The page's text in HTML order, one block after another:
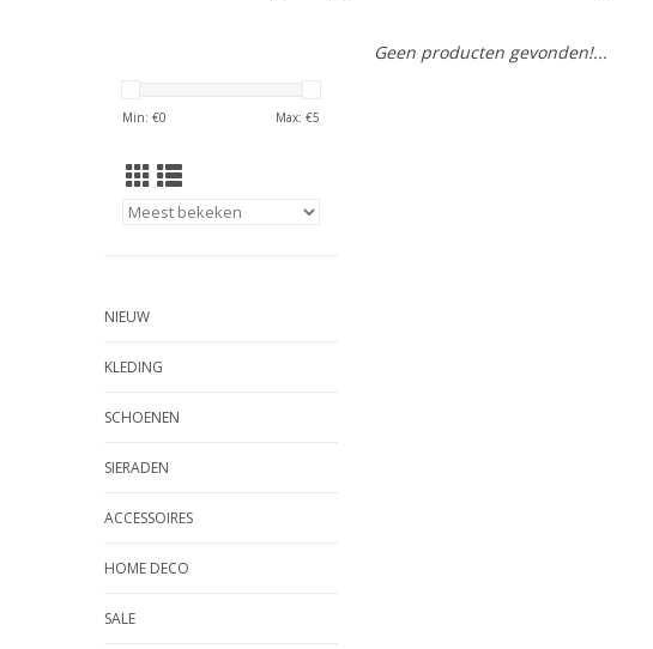
Min: €0 Max: €5
NIEUW
KLEDING
SCHOENEN
SIERADEN
ACCESSOIRES
HOME DECO
SALE
Geen producten gevonden!...